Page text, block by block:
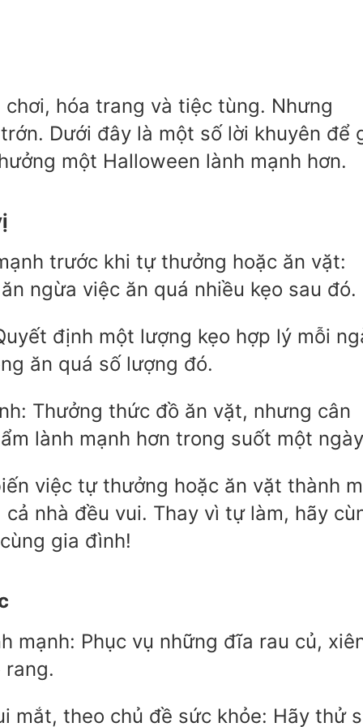
hóa trang và tiệc tùng. Nhưng
Dưới đây là một số lời khuyên để
một Halloween lành mạnh hơn.
trước khi tự thưởng hoặc ăn vặt:
ngừa việc ăn quá nhiều kẹo sau đó.
định một lượng kẹo hợp lý mỗi
ăn quá số lượng đó.
Thưởng thức đồ ăn vặt, nhưng cân
lành mạnh hơn trong suốt một
việc tự thưởng hoặc ăn vặt thành
nhà đều vui. Thay vì tự làm, hãy
gia đình!
mạnh: Phục vụ những đĩa rau củ,
mắt, theo chủ đề sức khỏe: Hãy thử